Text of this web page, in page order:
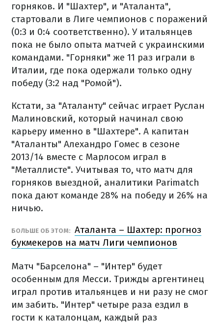
горняков. И "Шахтер", и "Аталанта",
стартовали в Лиге чемпионов с поражений
(0:3 и 0:4 соответственно). У итальянцев
пока не было опыта матчей с украинскими
командами. "Горняки" же 11 раз играли в
Италии, где пока одержали только одну
победу (3:2 над "Ромой").
Кстати, за "Аталанту" сейчас играет Руслан
Малиновский, который начинал свою
карьеру именно в "Шахтере". А капитан
"Аталанты" Алехандро Гомес в сезоне
2013/14 вместе с Марлосом играл в
"Металлисте". Учитывая то, что матч для
горняков выездной, аналитики Parimatch
пока дают команде 28% на победу и 26% на
ничью.
БОЛЬШЕ ОБ ЭТОМ: Аталанта – Шахтер: прогноз
букмекеров на матч Лиги чемпионов
Матч "Барселона" – "Интер" будет
особенным для Месси. Трижды аргентинец
играл против итальянцев и ни разу не смог
им забить. "Интер" четыре раза ездил в
гости к каталонцам, каждый раз